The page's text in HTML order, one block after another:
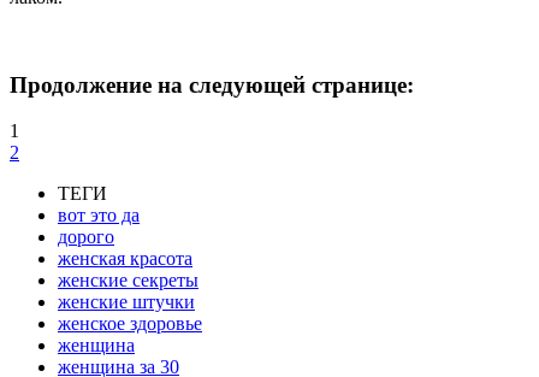
Продолжение на следующей странице:
1
2
ТЕГИ
вот это да
дорого
женская красота
женские секреты
женские штучки
женское здоровье
женщина
женщина за 30